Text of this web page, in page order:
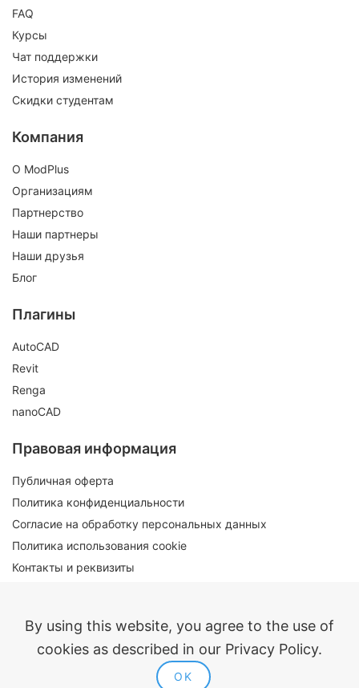
FAQ
Курсы
Чат поддержки
История изменений
Скидки студентам
Компания
О ModPlus
Организациям
Партнерство
Наши партнеры
Наши друзья
Блог
Плагины
AutoCAD
Revit
Renga
nanoCAD
Правовая информация
Публичная оферта
Политика конфиденциальности
Согласие на обработку персональных данных
Политика использования cookie
Контакты и реквизиты
Входит в реестр российского ПО
ModPlus 2014-2026
By using this website, you agree to the use of
cookies as described in our Privacy Policy.
OK